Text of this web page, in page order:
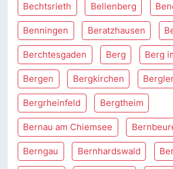
Bechtsrieth Bellenberg
Benningen Beratzhausen
Berchtesgaden Berg Berg
Bergen Bergkirchen
Bergrheinfeld Bergtheim
Bernau am Chiemsee
Berngau Bernhardswald